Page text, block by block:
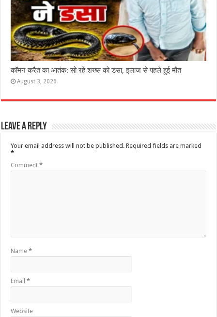
कॉमन करैत का आतंक: सो रहे शख्स को डसा, इलाज से पहले हुई मौत
August 3, 2026
Leave a Reply
Your email address will not be published. Required fields are marked
*
Comment*
Name*
Email*
Website